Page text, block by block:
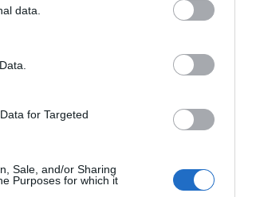
data.
for Targeted
Sale, and/or Sharing
Purposes for which it
Netanjahunak: nincs
felszámolása